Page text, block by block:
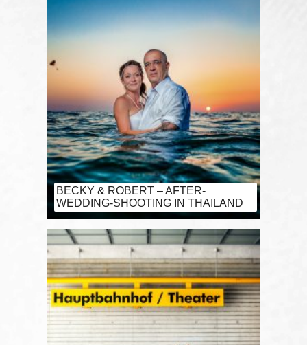
BECKY & ROBERT – AFTER-
WEDDING-SHOOTING IN THAILAND